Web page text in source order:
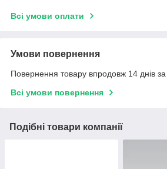
Всі умови оплати
Умови повернення
Повернення товару впродовж 14 днів
Всі умови повернення
Подібні товари компанії